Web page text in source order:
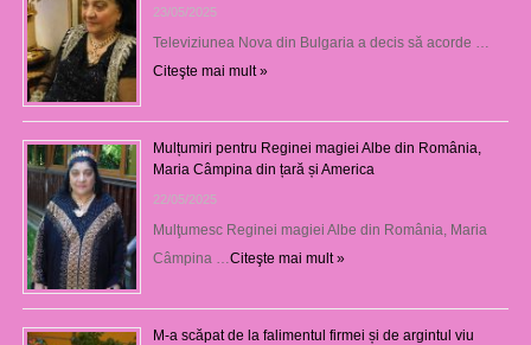
23/05/2025
Televiziunea Nova din Bulgaria a decis să acorde …
Citeşte mai mult »
Mulțumiri pentru Reginei magiei Albe din România,
Maria Câmpina din țară și America
22/05/2025
Mulţumesc Reginei magiei Albe din România, Maria
Câmpina … Citeşte mai mult »
M-a scăpat de la falimentul firmei și de argintul viu